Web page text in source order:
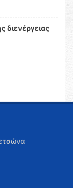
διενέργειας